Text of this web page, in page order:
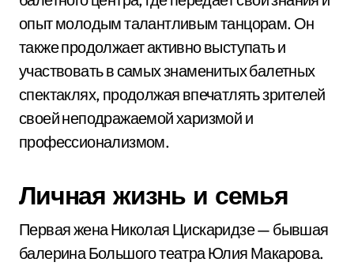
опыт молодым талантливым танцорам. Он
также продолжает активно выступать и
участвовать в самых знаменитых балетных
спектаклях, продолжая впечатлять зрителей
своей неподражаемой харизмой и
профессионализмом.
Личная жизнь и семья
Первая жена Николая Цискаридзе — бывшая
балерина Большого театра Юлия Макарова.